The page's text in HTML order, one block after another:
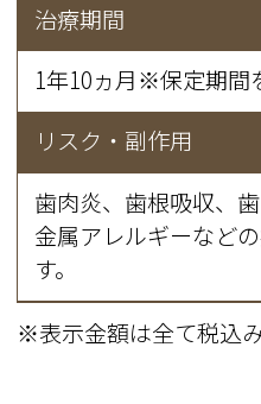
治療期間
1年10ヵ月※保定期間
リスク・副作用
歯肉炎、歯根吸収、
金属アレルギーなど
す。
※表示金額は全て税込み